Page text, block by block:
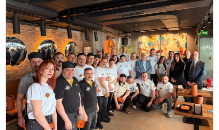
EĞITIM
MAGAZIN
SPOR
YAŞAM